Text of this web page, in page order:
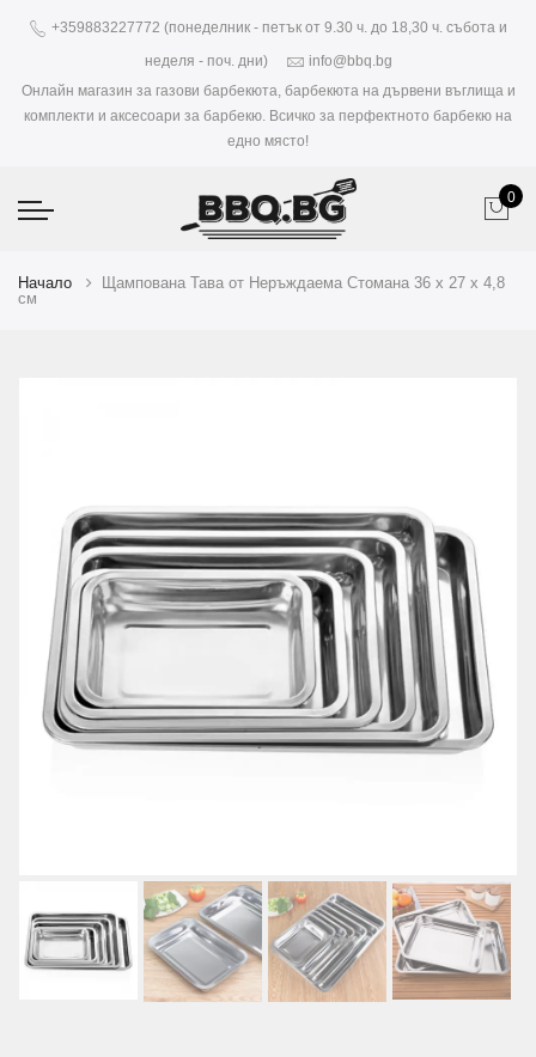
+359883227772 (понеделник - петък от 9.30 ч. до 18,30 ч. събота и
неделя - поч. дни)
info@bbq.bg
Онлайн магазин за газови барбекюта, барбекюта на дървени въглища и
комплекти и аксесоари за барбекю. Всичко за перфектното барбекю на
едно място!
0
Начало
Щампована Тава от Неръждаема Стомана 36 x 27 x 4,8
см